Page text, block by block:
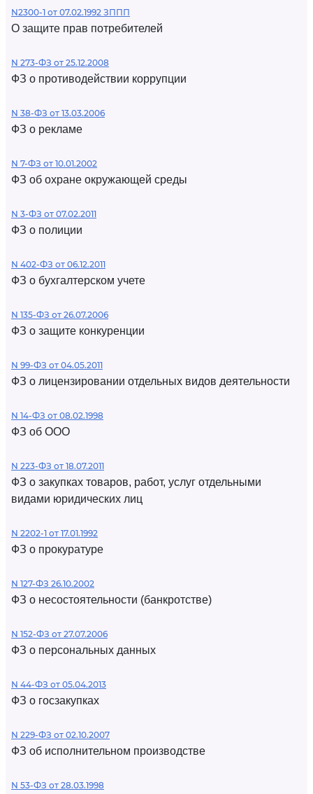
N2300-1 от 07.02.1992 ЗППП
О защите прав потребителей
N 273-ФЗ от 25.12.2008
ФЗ о противодействии коррупции
N 38-ФЗ от 13.03.2006
ФЗ о рекламе
N 7-ФЗ от 10.01.2002
ФЗ об охране окружающей среды
N 3-ФЗ от 07.02.2011
ФЗ о полиции
N 402-ФЗ от 06.12.2011
ФЗ о бухгалтерском учете
N 135-ФЗ от 26.07.2006
ФЗ о защите конкуренции
N 99-ФЗ от 04.05.2011
ФЗ о лицензировании отдельных видов деятельности
N 14-ФЗ от 08.02.1998
ФЗ об ООО
N 223-ФЗ от 18.07.2011
ФЗ о закупках товаров, работ, услуг отдельными
видами юридических лиц
N 2202-1 от 17.01.1992
ФЗ о прокуратуре
N 127-ФЗ 26.10.2002
ФЗ о несостоятельности (банкротстве)
N 152-ФЗ от 27.07.2006
ФЗ о персональных данных
N 44-ФЗ от 05.04.2013
ФЗ о госзакупках
N 229-ФЗ от 02.10.2007
ФЗ об исполнительном производстве
N 53-ФЗ от 28.03.1998